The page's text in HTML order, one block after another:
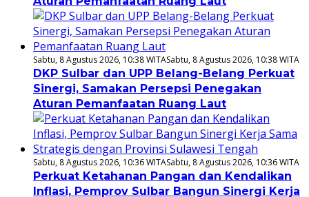
Sabtu, 8 Agustus 2026, 10:38 WITASabtu, 8 Agustus 2026, 10:38 WITA
DKP Sulbar dan UPP Belang-Belang Perkuat
Sinergi, Samakan Persepsi Penegakan
Aturan Pemanfaatan Ruang Laut
Sabtu, 8 Agustus 2026, 10:36 WITASabtu, 8 Agustus 2026, 10:36 WITA
Perkuat Ketahanan Pangan dan Kendalikan
Inflasi, Pemprov Sulbar Bangun Sinergi Kerja